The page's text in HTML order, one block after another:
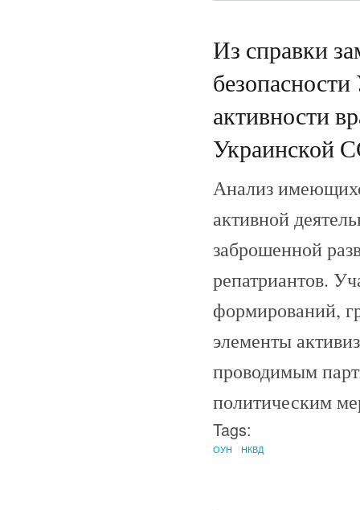
Из справки
активности
Украинской
Анализ
активной
заброшенной
репатриантов.
формирований,
элементы
проводимым
политическим
Tags:
ОУН НКВД